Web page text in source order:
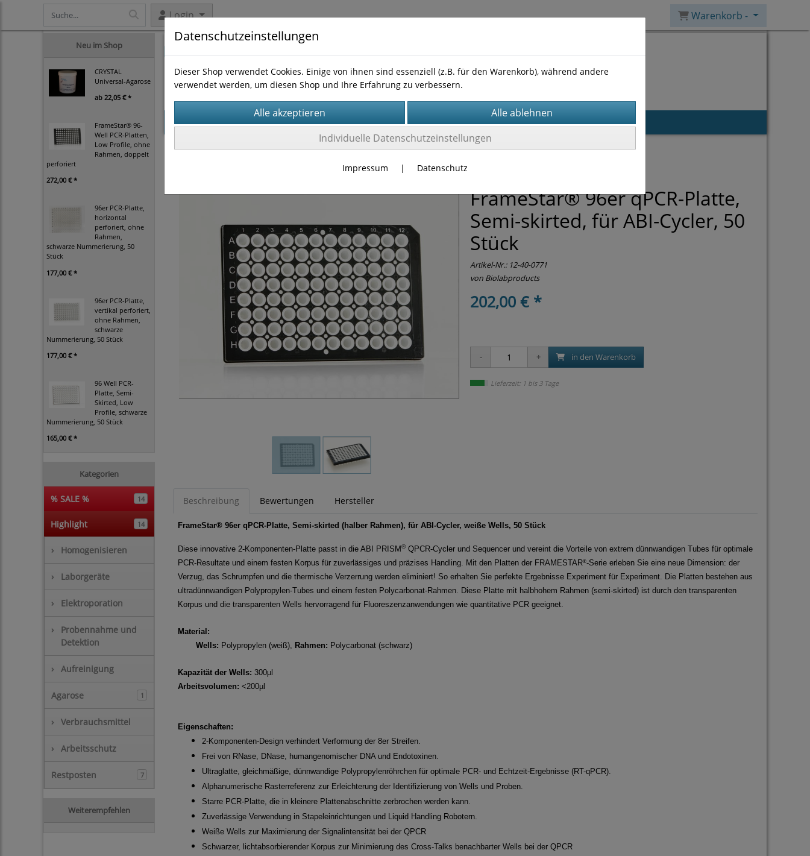
Login Warenkorb -
Neu im Shop
CRYSTAL
Universal-Agarose
ab 22,05 € *
FrameStar® 96-
Well PCR-Platten,
Low Profile, ohne
Rahmen, doppelt
perforiert
272,00 € *
96er PCR-Platte,
horizontal
perforiert, ohne
Rahmen,
schwarze Nummerierung, 50
Stück
177,00 € *
96er PCR-Platte,
vertikal perforiert,
ohne Rahmen,
schwarze
Nummerierung, 50 Stück
177,00 € *
96 Well PCR-
Platte, Semi-
Skirted, Low
Profile, schwarze
Nummerierung, 50 Stück
165,00 € *
Kategorien
% SALE % 14
Highlight 14
› Homogenisieren
› Laborgeräte
› Elektroporation
›
Probennahme und
Detektion
› Aufreinigung
Agarose 1
› Verbrauchsmittel
› Arbeitsschutz
Restposten 7
Weiterempfehlen
Startseite Produkte Impressum AGB Widerufsbelehrung Kontakt
Verbrauchsmittel PCR-Gefäße(17)
FrameStar® 96er qPCR-Platte,
Semi-skirted, für ABI-Cycler, 50
Stück
Artikel-Nr.: 12-40-0771
von Biolabproducts
202,00 € *
in den Warenkorb
Lieferzeit: 1 bis 3 Tage
Beschreibung Bewertungen Hersteller
FrameStar® 96er qPCR-Platte, Semi-skirted (halber Rahmen), für ABI-Cycler, weiße Wells, 50 Stück
Diese innovative 2-Komponenten-Platte passt in die ABI PRISM® QPCR-Cycler und Sequencer und vereint die Vorteile von extrem dünnwandigen Tubes für optimale
PCR-Resultate und einem festen Korpus für zuverlässiges und präzises Handling. Mit den Platten der FRAMESTAR®-Serie erleben Sie eine neue Dimension: der
Verzug, das Schrumpfen und die thermische Verzerrung werden eliminiert! So erhalten Sie perfekte Ergebnisse Experiment für Experiment. Die Platten bestehen aus
ultradünnwandigen Polypropylen-Tubes und einem festen Polycarbonat-Rahmen. Diese Platte mit halbhohem Rahmen (semi-skirted) ist durch den transparenten
Korpus und die transparenten Wells hervorragend für Fluoreszenzanwendungen wie quantitative PCR geeignet.
Material:
Wells: Polypropylen (weiß), Rahmen: Polycarbonat (schwarz)
Kapazität der Wells: 300µl
Arbeitsvolumen: <200µl
Eigenschaften:
2-Komponenten-Design verhindert Verformung der 8er Streifen.
Frei von RNase, DNase, humangenomischer DNA und Endotoxinen.
Ultraglatte, gleichmäßige, dünnwandige Polypropylenröhrchen für optimale PCR- und Echtzeit-Ergebnisse (RT-qPCR).
Alphanumerische Rasterreferenz zur Erleichterung der Identifizierung von Wells und Proben.
Starre PCR-Platte, die in kleinere Plattenabschnitte zerbrochen werden kann.
Zuverlässige Verwendung in Stapeleinrichtungen und Liquid Handling Robotern
Weiße Wells zur Maximierung der Signalintensität bei der QPCR
Schwarzer, lichtabsorbierender Korpus zur Minimierung des Cross-Talks benachbarter Wells bei der QPCR
Datenschutzeinstellungen
Dieser Shop verwendet Cookies. Einige von ihnen sind essenziell (z.B. für den Warenkorb), während andere
verwendet werden, um diesen Shop und Ihre Erfahrung zu verbessern.
Individuelle Datenschutzeinstellungen
Impressum | Datenschutz